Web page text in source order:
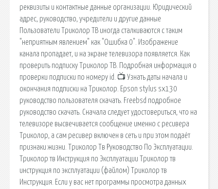
реквизиты и контактные данные организации. Юридический
адрес, руководство, учредители и другие данные
Пользователи Триколор ТВ иногда сталкиваются с таким
"неприятным явлением" как "Ошибка 0". Изображение
канала пропадает, и на экране телевизора появляется. Как
проверить подписку Триколор ТВ. Подробная информация о
проверки подписки по номеру id. 📺 Узнать даты начала и
окончания подписки на Триколор. Epson stylus sx130
руководство пользователя скачать. Freebsd подробное
руководство скачать. Сначала следует удостовериться, что на
телевизоре высвечивается сообщение именно с ресивера
Триколор, а сам ресивер включен в сеть и при этом подаёт
признаки жизни. Триколор Тв Руководство По Эксплуатации.
Триколор тв Инструкция по Эксплуатации Триколор тв
инструкция по эксплуатации (файлом) Триколор тв
Инструкция. Если у вас нет программы просмотра данных